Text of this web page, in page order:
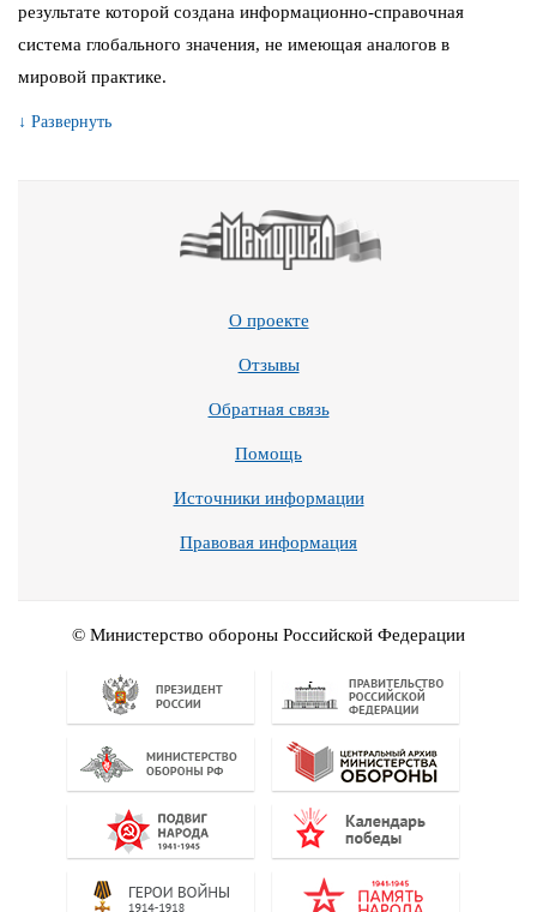
результате которой создана информационно-справочная
система глобального значения, не имеющая аналогов в
мировой практике.
↓ Развернуть
О проекте
Отзывы
Обратная связь
Помощь
Источники информации
Правовая информация
© Министерство обороны Российской Федерации